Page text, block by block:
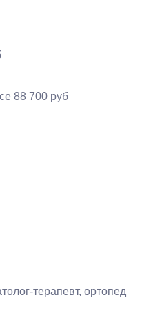
88 700 руб
терапевт, ортопед